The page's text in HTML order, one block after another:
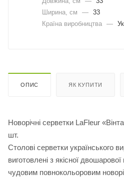
Ширина, cм
— 33
Країна виробництва —
ОПИС ЯК КУПИТИ
Новорічні серветки LaFleur
шт.
Столові серветки українського
виготовлені з якісної
чудовим повнокольоровим